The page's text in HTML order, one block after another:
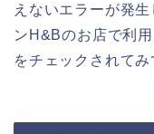
えないエラーが発
ンH&Bのお店で利
をチェックされて